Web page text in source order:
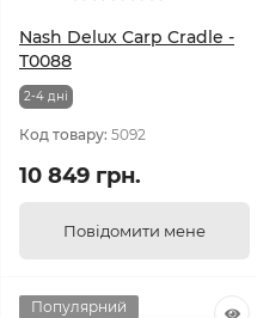
Nash Delux Carp Cradle -
T0088
2-4 днi
Код товару: 5092
10 849 грн.
Повідомити мене
Популярний